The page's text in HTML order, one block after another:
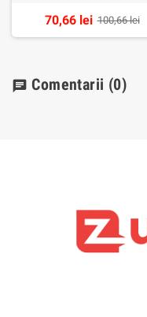
70,66 lei 100,66 lei
chat Comentarii (0)